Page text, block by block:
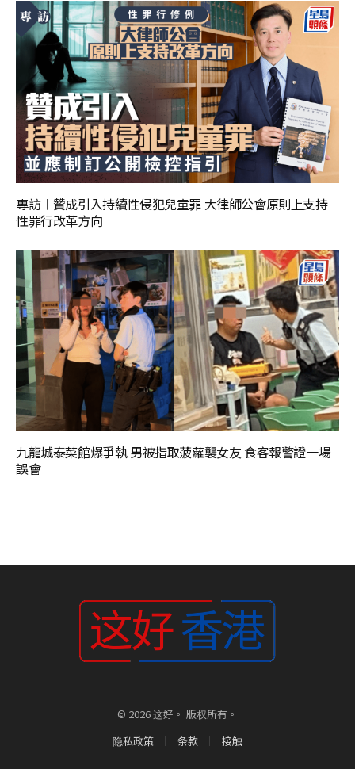
專訪︱贊成引入持續性侵犯兒童罪 大律師公會原則上支持
性罪行改革方向
九龍城泰菜館爆爭執 男被指取菠蘿襲女友 食客報警證一場
誤會
© 2026 这好。 版权所有。
隐私政策
条款 接触